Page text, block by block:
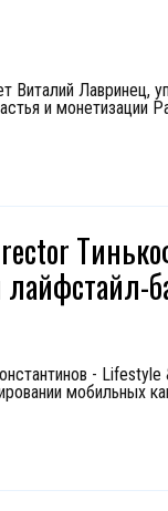
Виталий Лавринец,
и монетизации
-
мобильных